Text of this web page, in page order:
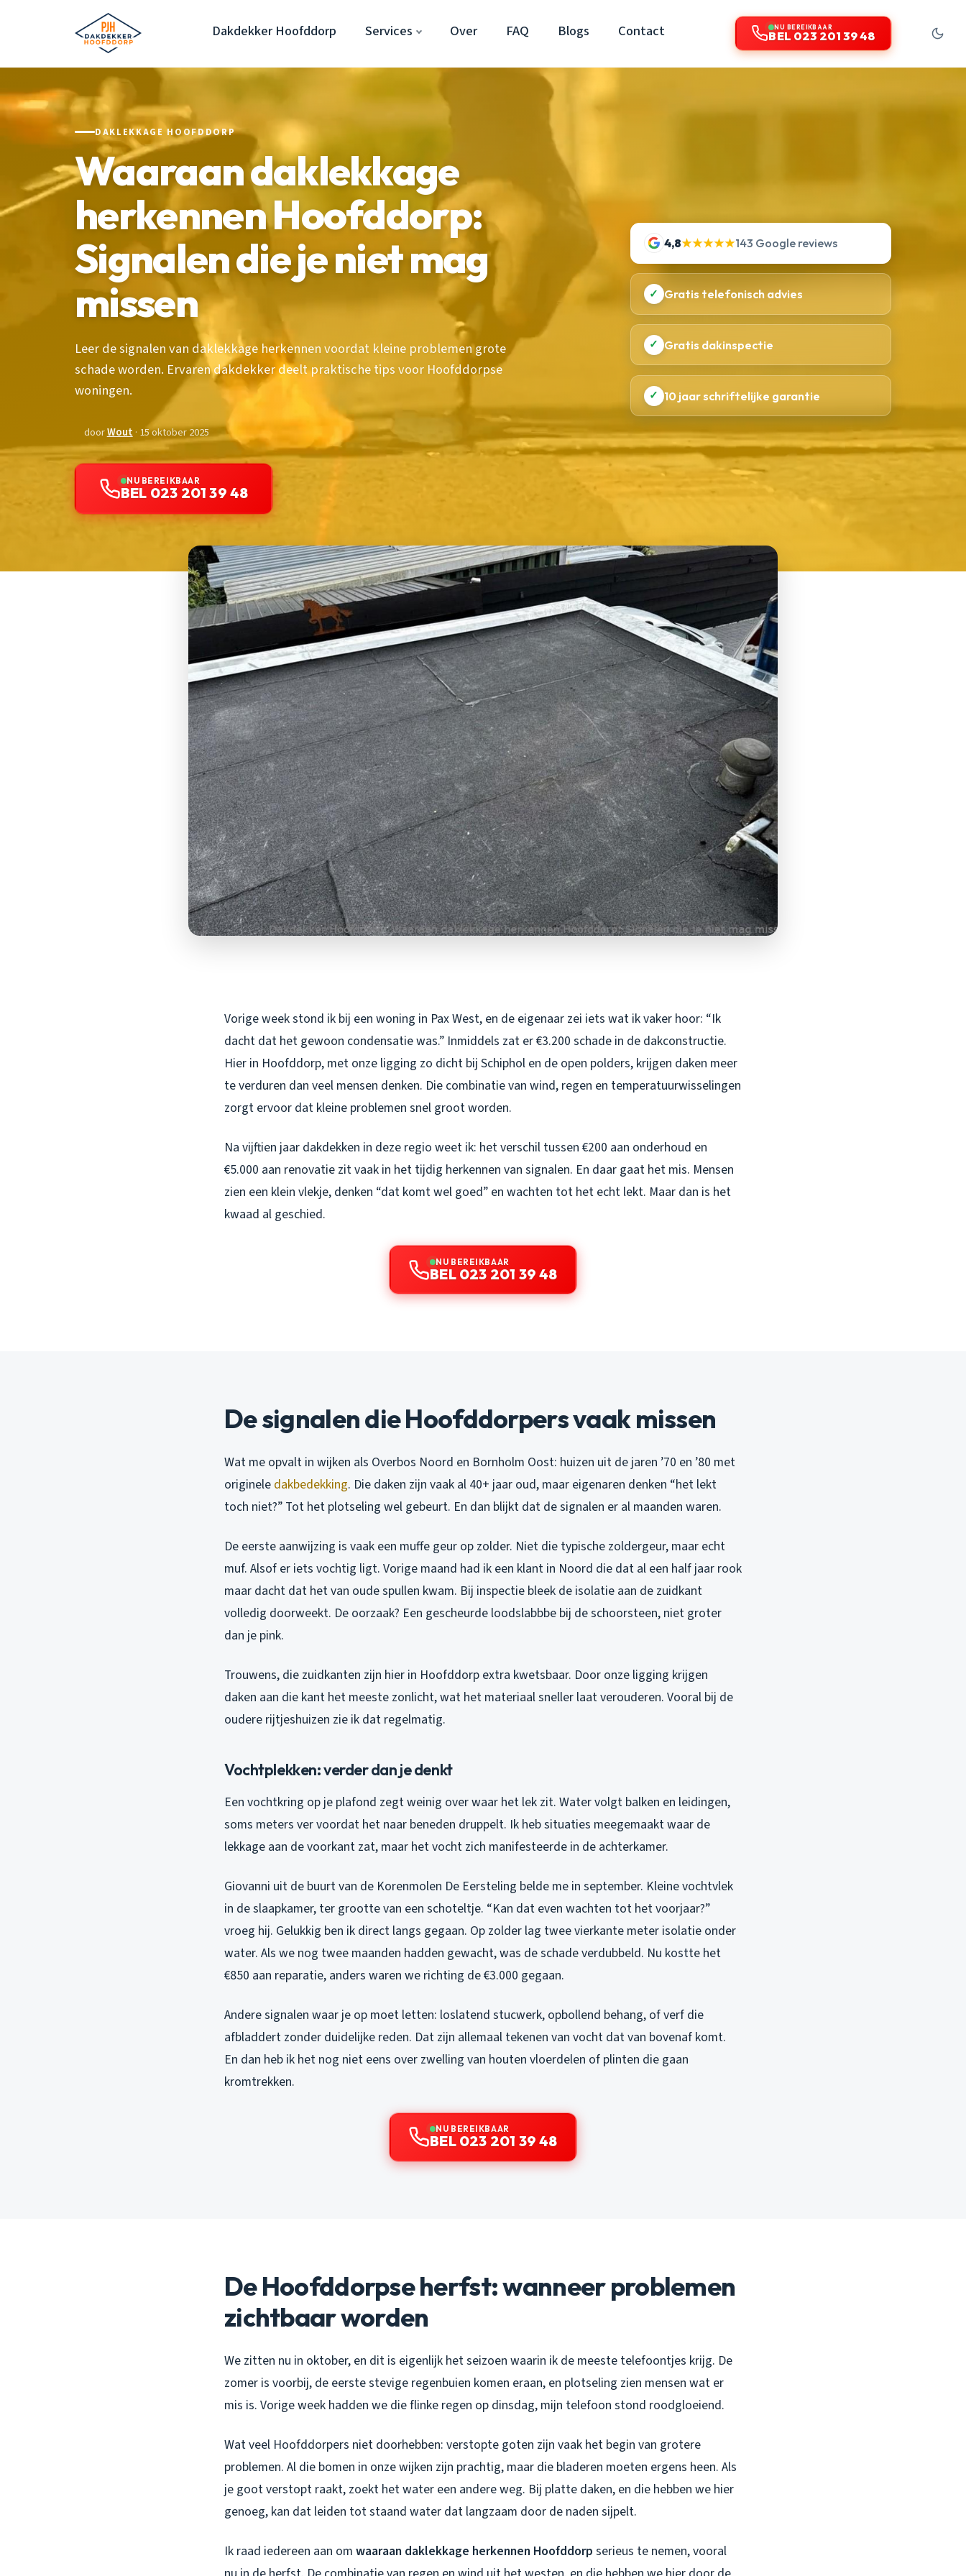
Dakdekker Hoofddorp Services Over FAQ Blogs Contact NU BEREIKBAAR
BEL 023 201 39 48
DAKLEKKAGE HOOFDDORP
Waaraan daklekkage
herkennen Hoofddorp:
Signalen die je niet mag
missen
Leer de signalen van daklekkage herkennen voordat kleine problemen grote
schade worden. Ervaren dakdekker deelt praktische tips voor Hoofddorpse
woningen.
doorWout· 15 oktober 2025
NU BEREIKBAAR
BEL 023 201 39 48
4,8★★★★★143 Google reviews
✓ Gratis telefonisch advies
✓ Gratis dakinspectie
✓ 10 jaar schriftelijke garantie
Vorige week stond ik bij een woning in Pax West, en de eigenaar zei iets wat ik vaker hoor: “Ik
dacht dat het gewoon condensatie was.” Inmiddels zat er €3.200 schade in de dakconstructie.
Hier in Hoofddorp, met onze ligging zo dicht bij Schiphol en de open polders, krijgen daken meer
te verduren dan veel mensen denken. Die combinatie van wind, regen en temperatuurwisselingen
zorgt ervoor dat kleine problemen snel groot worden.
Na vijftien jaar dakdekken in deze regio weet ik: het verschil tussen €200 aan onderhoud en
€5.000 aan renovatie zit vaak in het tijdig herkennen van signalen. En daar gaat het mis. Mensen
zien een klein vlekje, denken “dat komt wel goed” en wachten tot het echt lekt. Maar dan is het
kwaad al geschied.
NU BEREIKBAAR
BEL 023 201 39 48
De signalen die Hoofddorpers vaak missen
Wat me opvalt in wijken als Overbos Noord en Bornholm Oost: huizen uit de jaren ’70 en ’80 met
originele dakbedekking. Die daken zijn vaak al 40+ jaar oud, maar eigenaren denken “het lekt
toch niet?” Tot het plotseling wel gebeurt. En dan blijkt dat de signalen er al maanden waren.
De eerste aanwijzing is vaak een muffe geur op zolder. Niet die typische zoldergeur, maar echt
muf. Alsof er iets vochtig ligt. Vorige maand had ik een klant in Noord die dat al een half jaar rook
maar dacht dat het van oude spullen kwam. Bij inspectie bleek de isolatie aan de zuidkant
volledig doorweekt. De oorzaak? Een gescheurde loodslabbbe bij de schoorsteen, niet groter
dan je pink.
Trouwens, die zuidkanten zijn hier in Hoofddorp extra kwetsbaar. Door onze ligging krijgen
daken aan die kant het meeste zonlicht, wat het materiaal sneller laat verouderen. Vooral bij de
oudere rijtjeshuizen zie ik dat regelmatig.
Vochtplekken: verder dan je denkt
Een vochtkring op je plafond zegt weinig over waar het lek zit. Water volgt balken en leidingen,
soms meters ver voordat het naar beneden druppelt. Ik heb situaties meegemaakt waar de
lekkage aan de voorkant zat, maar het vocht zich manifesteerde in de achterkamer.
Giovanni uit de buurt van de Korenmolen De Eersteling belde me in september. Kleine vochtvlek
in de slaapkamer, ter grootte van een schoteltje. “Kan dat even wachten tot het voorjaar?”
vroeg hij. Gelukkig ben ik direct langs gegaan. Op zolder lag twee vierkante meter isolatie onder
water. Als we nog twee maanden hadden gewacht, was de schade verdubbeld. Nu kostte het
€850 aan reparatie, anders waren we richting de €3.000 gegaan.
Andere signalen waar je op moet letten: loslatend stucwerk, opbollend behang, of verf die
afbladdert zonder duidelijke reden. Dat zijn allemaal tekenen van vocht dat van bovenaf komt.
En dan heb ik het nog niet eens over zwelling van houten vloerdelen of plinten die gaan
kromtrekken.
NU BEREIKBAAR
BEL 023 201 39 48
De Hoofddorpse herfst: wanneer problemen
zichtbaar worden
We zitten nu in oktober, en dit is eigenlijk het seizoen waarin ik de meeste telefoontjes krijg. De
zomer is voorbij, de eerste stevige regenbuien komen eraan, en plotseling zien mensen wat er
mis is. Vorige week hadden we die flinke regen op dinsdag, mijn telefoon stond roodgloeiend.
Wat veel Hoofddorpers niet doorhebben: verstopte goten zijn vaak het begin van grotere
problemen. Al die bomen in onze wijken zijn prachtig, maar die bladeren moeten ergens heen. Als
je goot verstopt raakt, zoekt het water een andere weg. Bij platte daken, en die hebben we hier
genoeg, kan dat leiden tot staand water dat langzaam door de naden sijpelt.
Ik raad iedereen aan om waaraan daklekkage herkennen Hoofddorp serieus te nemen, vooral